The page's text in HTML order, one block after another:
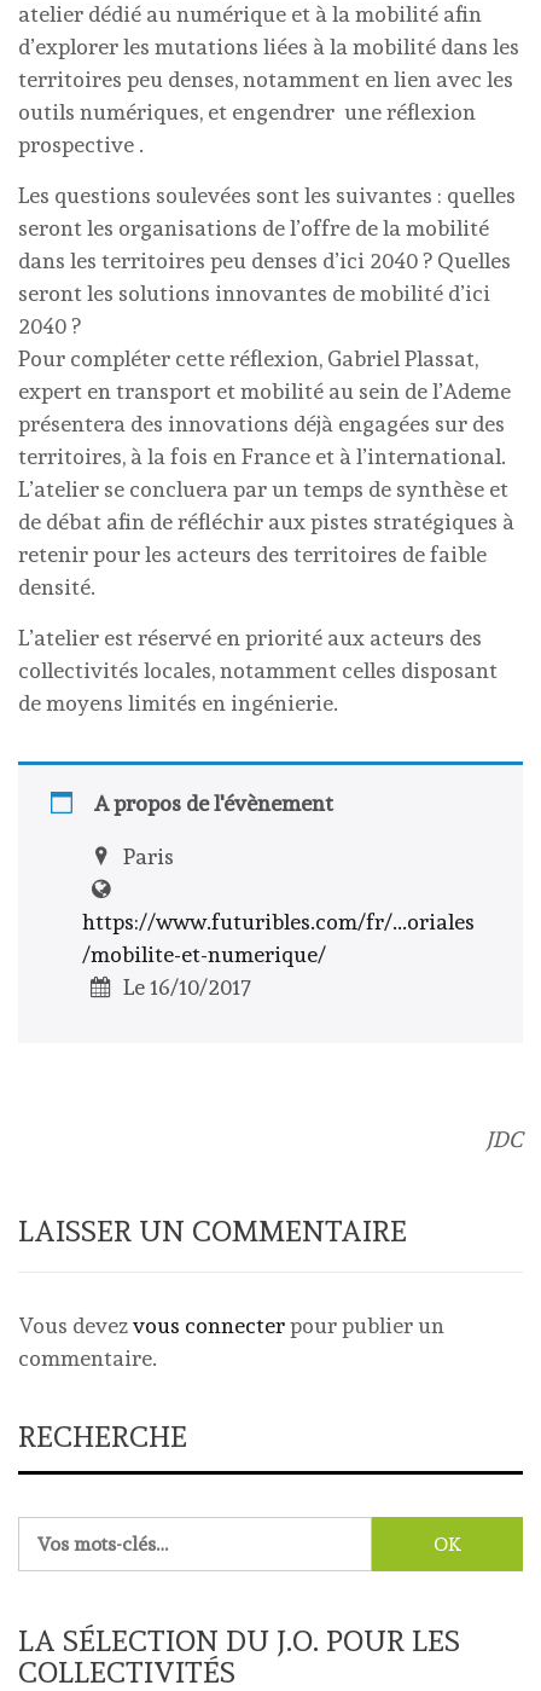
atelier dédié au numérique et à la mobilité afin
d’explorer les mutations liées à la mobilité dans les
territoires peu denses, notamment en lien avec les
outils numériques, et engendrer une réflexion
prospective .
Les questions soulevées sont les suivantes : quelles
seront les organisations de l’offre de la mobilité
dans les territoires peu denses d’ici 2040 ? Quelles
seront les solutions innovantes de mobilité d’ici
2040 ?
Pour compléter cette réflexion, Gabriel Plassat,
expert en transport et mobilité au sein de l’Ademe
présentera des innovations déjà engagées sur des
territoires, à la fois en France et à l’international.
L’atelier se concluera par un temps de synthèse et
de débat afin de réfléchir aux pistes stratégiques à
retenir pour les acteurs des territoires de faible
densité.
L’atelier est réservé en priorité aux acteurs des
collectivités locales, notamment celles disposant
de moyens limités en ingénierie.
A propos de l'évènement
Paris
https://www.futuribles.com/fr/...oriales
/mobilite-et-numerique/
Le 16/10/2017
JDC
LAISSER UN COMMENTAIRE
Vous devezvous connecterpour publier un
commentaire.
RECHERCHE
LA SÉLECTION DU J.O. POUR LES
COLLECTIVITÉS